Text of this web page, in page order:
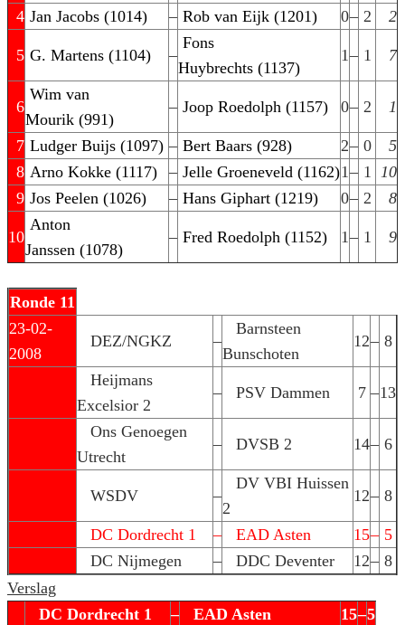
4 Jan Jacobs (1014) – Rob van Eijk (1201) 0– 2 2
5 G. Martens (1104) –
Fons
Huybrechts (1137)
1– 1 7
6
Wim van
Mourik (991)
– Joop Roedolph (1157) 0– 2 1
7 Ludger Buijs (1097) – Bert Baars (928) 2– 0
5
8 Arno Kokke (1117) – Jelle Groeneveld (1162)1– 1 10
9 Jos Peelen (1026) – Hans Giphart (1219) 0– 2 8
10
Anton
Janssen (1078)
– Fred Roedolph (1152) 1– 1 9
Ronde 11
23-02-
2008
DEZ/NGKZ –
Barnsteen
Bunschoten
12– 8
Heijmans
Excelsior 2
– PSV Dammen 7 –13
Ons Genoegen
Utrecht
– DVSB 2 14– 6
WSDV –
DV VBI Huissen
2
12– 8
DC Dordrecht 1 – EAD Asten 15– 5
DC Nijmegen
– DDC Deventer 12– 8
Verslag
DC Dordrecht 1
– EAD Asten 15–5